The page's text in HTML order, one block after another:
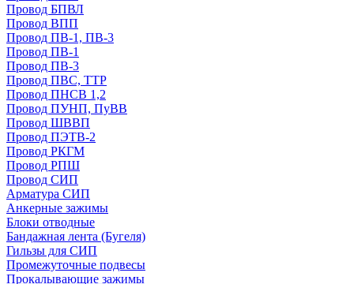
Провод БПВЛ
Провод ВПП
Провод ПВ-1, ПВ-3
Провод ПВ-1
Провод ПВ-3
Провод ПВС, ТТР
Провод ПНСВ 1,2
Провод ПУНП, ПуВВ
Провод ШВВП
Провод ПЭТВ-2
Провод РКГМ
Провод РПШ
Провод СИП
Арматура СИП
Анкерные зажимы
Блоки отводные
Бандажная лента (Бугеля)
Гильзы для СИП
Промежуточные подвесы
Прокалывающие зажимы